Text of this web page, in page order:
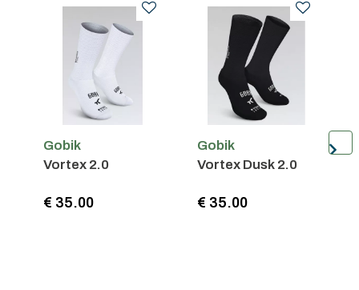
Gobik
Vortex 2.0
€ 35.00
Gobik
Vortex Dusk 2.0
€ 35.00